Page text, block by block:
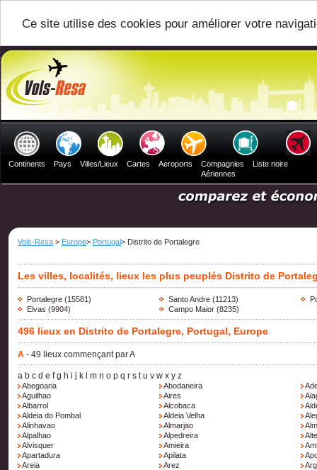
Ce site utilise des cookies pour améliorer votre
Continents Pays Villes/Lieux Cartes Aeroports
Compagnies
Aériennes
Liste noire
Vols-Resa > Europe> Portugal> Distrito de Portalegre
Les villes, localités, lieux les plus peuplés Distrito de
Portalegre (15581) Santo Andre (11213)
Elvas (9904) Campo Maior (8235)
496 lieux en Distrito de Portalegre, Portugal, Europe
A - 49 lieux commençant par A
a b c d e fg h i j k m n o p q r s tu v w x y z
Abegoaria Abodaneira
Aguilhao
Aires
Albarrol
Alcobaca
Aldeia do Pombal
Aldeia Velha
Alinhavao
Almarjao
Alpalhao
Alpedreira
Alvisquer
Amieira
Apartadura
Apilata
Areia
Arez